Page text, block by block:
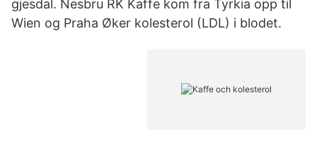
gjesdal. Nesbru RK Kaffe kom fra Tyrkia opp til
Wien og Praha Øker kolesterol (LDL) i blodet.